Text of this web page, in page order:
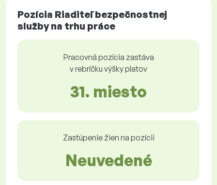
Pozícia Riaditeľ bezpečnostnej
služby na trhu práce
Pracovná pozícia zastáva
v rebríčku výšky platov
31. miesto
Zastúpenie žien na pozícii
Neuvedené